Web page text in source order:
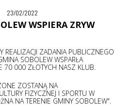
23/02/2022
WSPIERA ZRYW
REALIZACJI ZADANIA PUBLICZNEGO
SOBOLEW WSPARŁA
70 000 ZŁOTYCH NASZ KLUB.
ZOSTANĄ NA
FIZYCZNEJ I SPORTU W
NA TERENIE GMINY SOBOLEW".